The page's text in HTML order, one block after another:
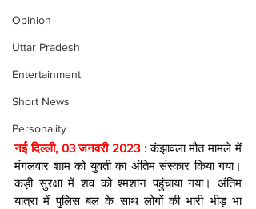
Opinion
Uttar Pradesh
Entertainment
Short News
Personality
नई दिल्ली, 03 जनवरी 2023 : कंझावला मौत मामले में
मंगलवार शाम को युवती का अंतिम संस्कार किया गया।
कड़ी सुरक्षा में शव को श्मशान पहुंचाया गया। अंतिम
यात्रा में पुलिस बल के साथ लोगों की भारी भीड़ भा